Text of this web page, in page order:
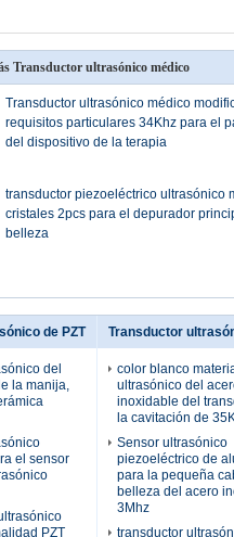
Transductor ultrasónico médico
Transductor ultrasónico médico
requisitos particulares 34Khz para el
del dispositivo de la terapia
transductor piezoeléctrico ultrasónico
cristales 2pcs para el depurador
belleza
de PZT
del
la manija,
el sensor
PZT
Transductor
color blanco
ultrasónico del
inoxidable del
la cavitación de
Sensor ultrasónico
piezoeléctrico de
para la pequeña
belleza del acero
3Mhz
transductor